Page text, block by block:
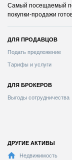
Самый посещаемый
покупки-продажи
ДЛЯ ПРОДАВЦОВ
Тарифы и услуги
ДЛЯ БРОКЕРОВ
Выгоды сотрудничества
ДРУГИЕ АКТИВЫ
Недвижимость